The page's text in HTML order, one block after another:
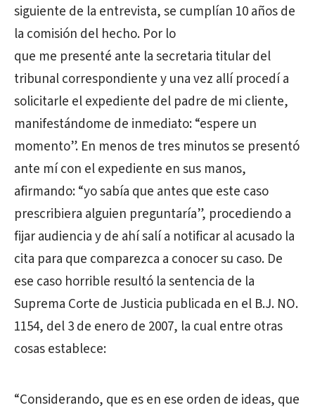
siguiente de la entrevista, se cumplían 10 años de
la comisión del hecho. Por lo
que me presenté ante la secretaria titular del
tribunal correspondiente y una vez allí procedí a
solicitarle el expediente del padre de mi cliente,
manifestándome de inmediato: “espere un
momento”. En menos de tres minutos se presentó
ante mí con el expediente en sus manos,
afirmando: “yo sabía que antes que este caso
prescribiera alguien preguntaría”, procediendo a
fijar audiencia y de ahí salí a notificar al acusado la
cita para que comparezca a conocer su caso. De
ese caso horrible resultó la sentencia de la
Suprema Corte de Justicia publicada en el B.J. NO.
1154, del 3 de enero de 2007, la cual entre otras
cosas establece:
“Considerando, que es en ese orden de ideas, que